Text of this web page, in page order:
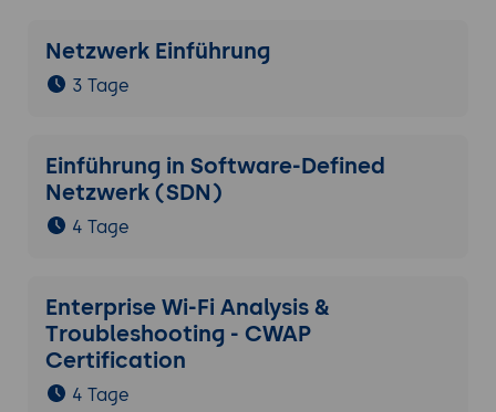
Netzwerk Einführung
3 Tage
Einführung in Software-Defined
Netzwerk (SDN)
4 Tage
Enterprise Wi-Fi Analysis &
Troubleshooting - CWAP
Certification
4 Tage